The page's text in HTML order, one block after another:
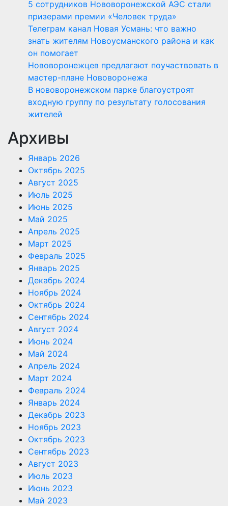
5 сотрудников Нововоронежской АЭС стали
призерами премии «Человек труда»
Телеграм канал Новая Усмань: что важно
знать жителям Новоусманского района и как
он помогает
Нововоронежцев предлагают поучаствовать в
мастер-плане Нововоронежа
В нововоронежском парке благоустроят
входную группу по результату голосования
жителей
Архивы
Январь 2026
Октябрь 2025
Август 2025
Июль 2025
Июнь 2025
Май 2025
Апрель 2025
Март 2025
Февраль 2025
Январь 2025
Декабрь 2024
Ноябрь 2024
Октябрь 2024
Сентябрь 2024
Август 2024
Июнь 2024
Май 2024
Апрель 2024
Март 2024
Февраль 2024
Январь 2024
Декабрь 2023
Ноябрь 2023
Октябрь 2023
Сентябрь 2023
Август 2023
Июль 2023
Июнь 2023
Май 2023